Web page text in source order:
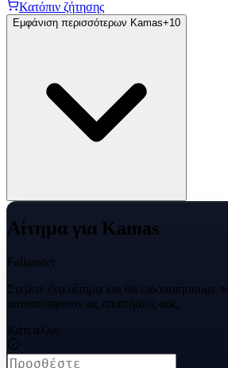
Κατόπιν ζήτησης
Εμφάνιση περισσότερων Kamas+10
Αίτημα για Kamas
Fallanster
Στείλτε ένα αίτημα και θα ειδοποιήσουμε
ικανοποιήσουν τις απαιτήσεις σας.
Κάτι άλλο;